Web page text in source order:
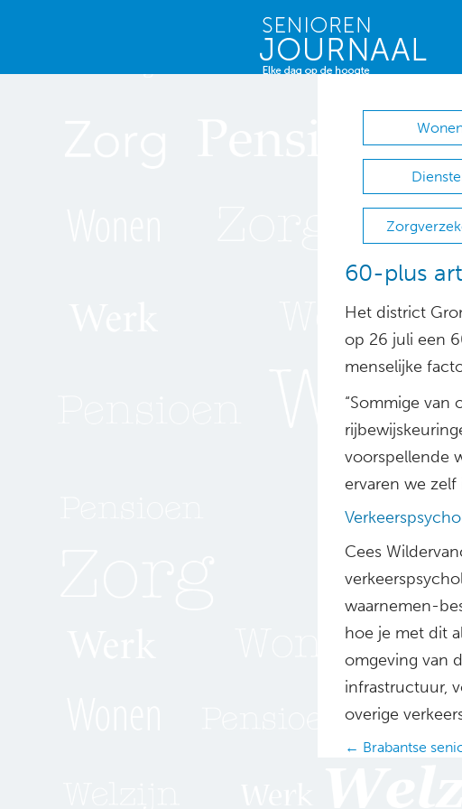
60-plus
Het district
op 26 juli een
menselijke
“Sommige van
voorspellende
ervaren we zelf
Cees
waarnemen-
hoe je met dit
omgeving van
infrastructuur,
overige
Posts
← Brabantse